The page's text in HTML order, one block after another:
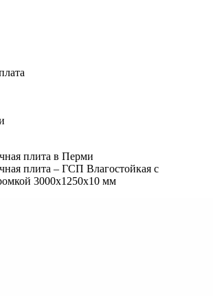
плита в Перми
плита – ГСП Влагостойкая с
3000х1250х10 мм